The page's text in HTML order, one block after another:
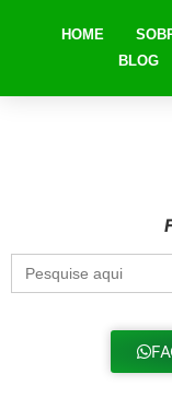
HOME
BLOG
Search
for: